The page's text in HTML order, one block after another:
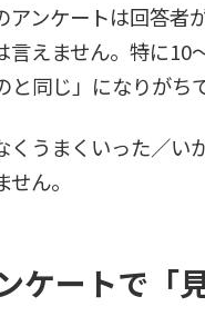
ンケートは回答
えません。特に
同じ」になりがちで
うまくいった／い
ん。
ートで「